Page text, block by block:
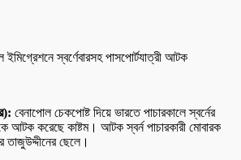
বেনাপোল চেকপোষ্ট দিয়ে ভারতে পাচারকালে স্বর্নের
আটক করেছে কাষ্টম। আটক স্বর্ন পাচারকারী মোবারক
তাজুউদ্দীনের ছেলে।